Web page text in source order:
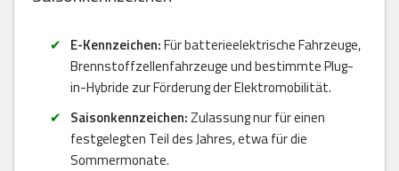
E-Kennzeichen:Für batterieelektrische Fahrzeuge,
Brennstoffzellenfahrzeuge und bestimmte Plug-
in-Hybride zur Förderung der Elektromobilität.
Saisonkennzeichen:Zulassung nur für einen
festgelegten Teil des Jahres, etwa für die
Sommermonate.